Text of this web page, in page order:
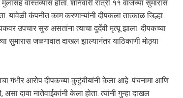
वास्तव्यास होता. शनिवारी रात्री ११ वाजेच्या सुमारास
यावेळी कंपनीत काम करणाऱ्यांनी दीपकला तात्काळ जिल्हा
उपचार सुरु असतांना त्याचा दुर्देवी मृत्यू झाला. दीपकच्या
सुमारास जळगावात दाखल झाल्यानंतर याठिकाणी मोठ्या
गंभीर आरोप दीपकच्या कुटुंबीयांनी केला आहे. पंचनामा आणि
दावा नातेवाईकांनी केला होता. त्यांनी गुन्हा दाखल